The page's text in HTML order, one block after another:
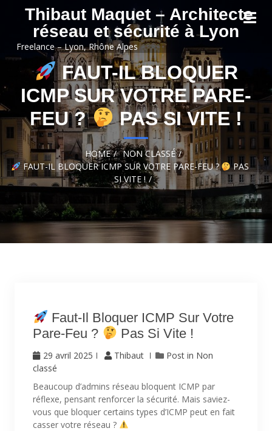
Skip to
contentThibaut Maquet – Architecte
réseau et sécurité à Lyon
Freelance – Lyon, Rhône Alpes
FAUT-IL BLOQUER
ICMP SUR VOTRE PARE-
FEU ?
PAS SI VITE !
HOME NON CLASSÉ
FAUT-IL BLOQUER ICMP SUR VOTRE PARE-FEU ?
PAS
SI VITE !
Faut-Il Bloquer ICMP Sur Votre
Pare-Feu ?
Pas Si Vite !
29 avril 2025 Thibaut Post in Non
classé
Beaucoup d’admins réseau bloquent ICMP par
réflexe, pensant renforcer la sécurité. Mais saviez-
vous que bloquer certains types d’ICMP peut en fait
casser votre réseau ?